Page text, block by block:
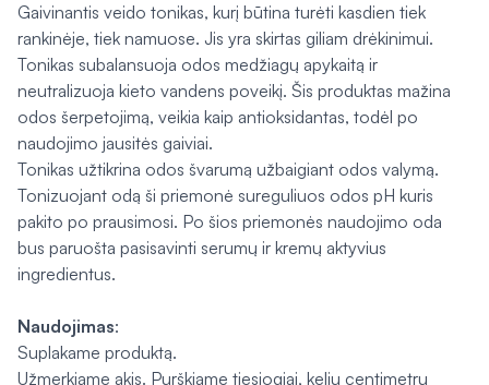
Gaivinantis veido tonikas, kurį būtina turėti kasdien tiek
rankinėje, tiek namuose. Jis yra skirtas giliam drėkinimui.
Tonikas subalansuoja odos medžiagų apykaitą ir
neutralizuoja kieto vandens poveikį. Šis produktas mažina
odos šerpetojimą, veikia kaip antioksidantas, todėl po
naudojimo jausitės gaiviai.
Tonikas užtikrina odos švarumą užbaigiant odos valymą.
Tonizuojant odą ši priemonė sureguliuos odos pH kuris
pakito po prausimosi. Po šios priemonės naudojimo oda
bus paruošta pasisavinti serumų ir kremų aktyvius
ingredientus.
Naudojimas:
Suplakame produktą.
Užmerkiame akis. Purškiame tiesiogiai, kelių centimetrų